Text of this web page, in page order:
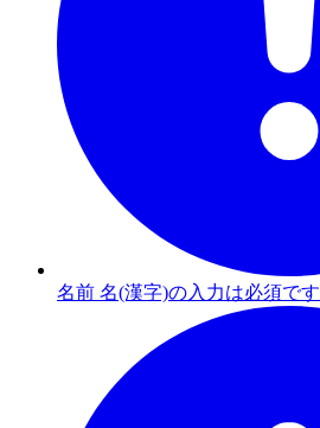
名前 名(漢字)の入力は必須です